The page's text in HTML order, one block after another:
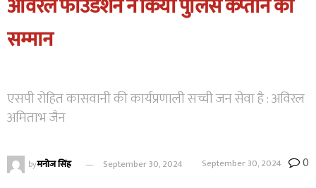
अविरल फाउंडेशन ने किया पुलिस कप्तान का
सम्मान
एसपी रोहित कासवानी की कार्यप्रणाली सच्ची जन सेवा है : अविरल
अमिताभ जैन
byमनोज सिंह September 30, 2024 September 30, 2024 0